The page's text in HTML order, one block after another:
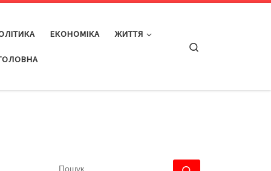
ЕКОНОМІКА ЖИТТЯ
ПОШУК